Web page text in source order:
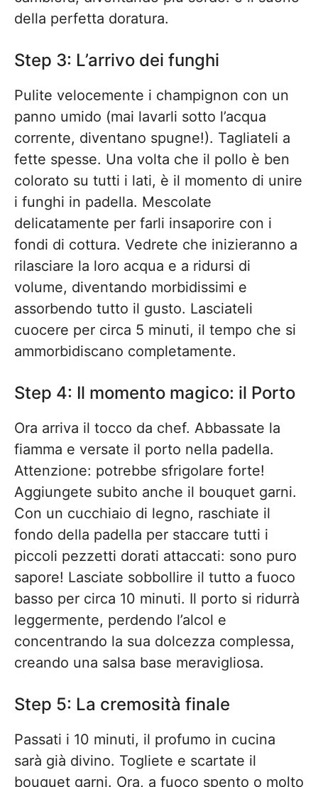
della perfetta doratura.
Step 3: L’arrivo dei funghi
Pulite velocemente i champignon con un
panno umido (mai lavarli sotto l’acqua
corrente, diventano spugne!). Tagliateli a
fette spesse. Una volta che il pollo è ben
colorato su tutti i lati, è il momento di unire
i funghi in padella. Mescolate
delicatamente per farli insaporire con i
fondi di cottura. Vedrete che inizieranno a
rilasciare la loro acqua e a ridursi di
volume, diventando morbidissimi e
assorbendo tutto il gusto. Lasciateli
cuocere per circa 5 minuti, il tempo che si
ammorbidiscano completamente.
Step 4: Il momento magico: il Porto
Ora arriva il tocco da chef. Abbassate la
fiamma e versate il porto nella padella.
Attenzione: potrebbe sfrigolare forte!
Aggiungete subito anche il bouquet garni.
Con un cucchiaio di legno, raschiate il
fondo della padella per staccare tutti i
piccoli pezzetti dorati attaccati: sono puro
sapore! Lasciate sobbollire il tutto a fuoco
basso per circa 10 minuti. Il porto si ridurrà
leggermente, perdendo l’alcol e
concentrando la sua dolcezza complessa,
creando una salsa base meravigliosa.
Step 5: La cremosità finale
Passati i 10 minuti, il profumo in cucina
sarà già divino. Togliete e scartate il
bouquet garni. Ora, a fuoco spento o molto